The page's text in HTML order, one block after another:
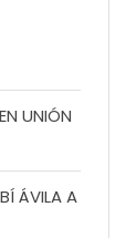
UNIÓN
ÁVILA A